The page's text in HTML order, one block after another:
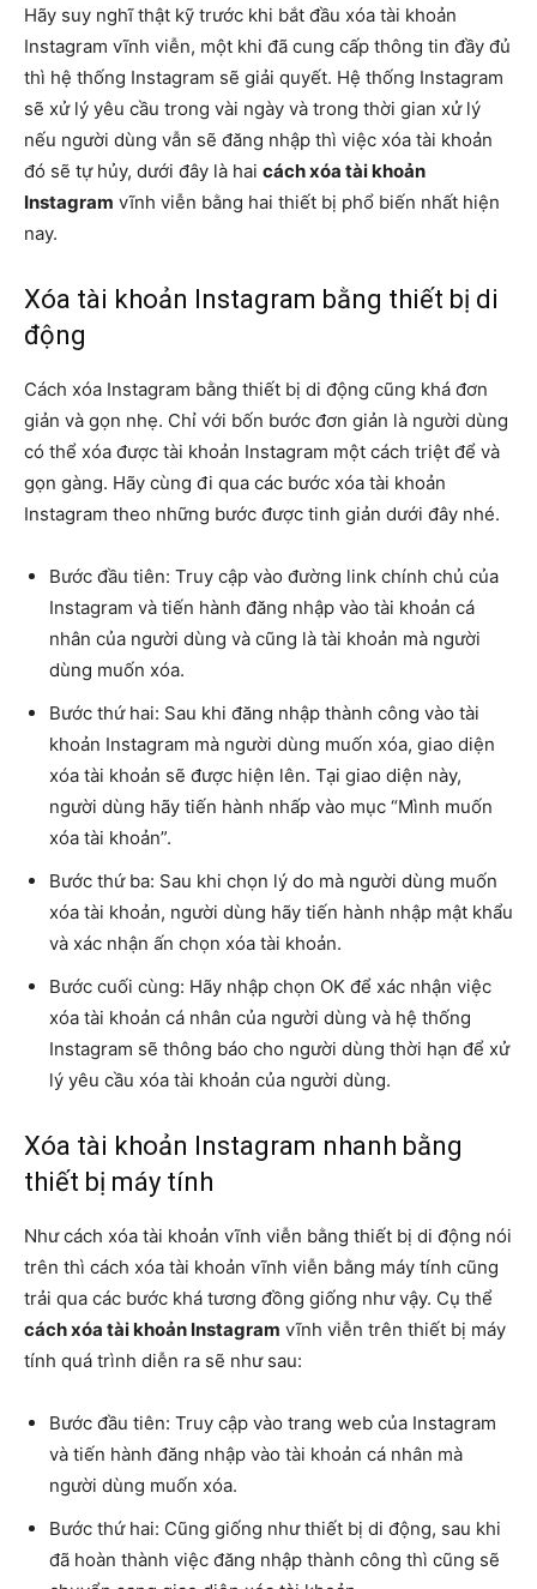
Hãy suy nghĩ thật kỹ trước khi bắt đầu xóa tài khoản
Instagram vĩnh viễn, một khi đã cung cấp thông tin đầy đủ
thì hệ thống Instagram sẽ giải quyết. Hệ thống Instagram
sẽ xử lý yêu cầu trong vài ngày và trong thời gian xử lý
nếu người dùng vẫn sẽ đăng nhập thì việc xóa tài khoản
đó sẽ tự hủy, dưới đây là hai cách xóa tài khoản
Instagram vĩnh viễn bằng hai thiết bị phổ biến nhất hiện
nay.
Xóa tài khoản Instagram bằng thiết bị di
động
Cách xóa Instagram bằng thiết bị di động cũng khá đơn
giản và gọn nhẹ. Chỉ với bốn bước đơn giản là người dùng
có thể xóa được tài khoản Instagram một cách triệt để và
gọn gàng. Hãy cùng đi qua các bước xóa tài khoản
Instagram theo những bước được tinh giản dưới đây nhé.
Bước đầu tiên: Truy cập vào đường link chính chủ của
Instagram và tiến hành đăng nhập vào tài khoản cá
nhân của người dùng và cũng là tài khoản mà người
dùng muốn xóa.
Bước thứ hai: Sau khi đăng nhập thành công vào tài
khoản Instagram mà người dùng muốn xóa, giao diện
xóa tài khoản sẽ được hiện lên. Tại giao diện này,
người dùng hãy tiến hành nhấp vào mục “Mình muốn
xóa tài khoản”.
Bước thứ ba: Sau khi chọn lý do mà người dùng muốn
xóa tài khoản, người dùng hãy tiến hành nhập mật khẩu
và xác nhận ấn chọn xóa tài khoản.
Bước cuối cùng: Hãy nhập chọn OK để xác nhận việc
xóa tài khoản cá nhân của người dùng và hệ thống
Instagram sẽ thông báo cho người dùng thời hạn để xử
lý yêu cầu xóa tài khoản của người dùng.
Xóa tài khoản Instagram nhanh bằng
thiết bị máy tính
Như cách xóa tài khoản vĩnh viễn bằng thiết bị di động nói
trên thì cách xóa tài khoản vĩnh viễn bằng máy tính cũng
trải qua các bước khá tương đồng giống như vậy. Cụ thể
cách xóa tài khoản Instagram vĩnh viễn trên thiết bị máy
tính quá trình diễn ra sẽ như sau:
Bước đầu tiên: Truy cập vào trang web của Instagram
và tiến hành đăng nhập vào tài khoản cá nhân mà
người dùng muốn xóa.
Bước thứ hai: Cũng giống như thiết bị di động, sau khi
đã hoàn thành việc đăng nhập thành công thì cũng sẽ